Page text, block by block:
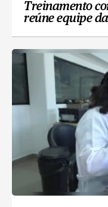
Treinamento
reúne equipe